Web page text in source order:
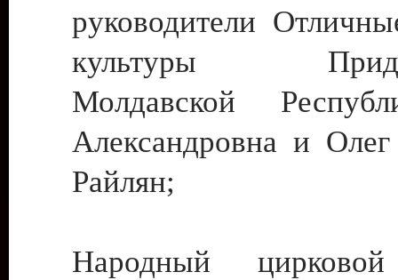
руководители
культуры
Молдавской
Александровна и
Райлян;
Народный цирковой